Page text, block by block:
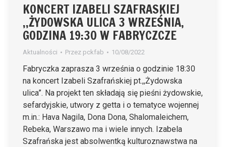
KONCERT IZABELI SZAFRASKIEJ
,,ŻYDOWSKA ULICA 3 WRZEŚNIA,
GODZINA 19:30 W FABRYCZCZE
Aktualności Przez pckfab 10/08/2022
Fabryczka zaprasza 3 września o godzinie 18:30
na koncert Izabeli Szafrańskiej pt.,,Żydowska
ulica”. Na projekt ten składają się pieśni żydowskie,
sefardyjskie, utwory z getta i o tematyce wojennej
m.in.: Hava Nagila, Dona Dona, Shalomaleichem,
Rebeka, Warszawo ma i wiele innych. Izabela
Szafrańska jest absolwentką kulturoznawstwa na